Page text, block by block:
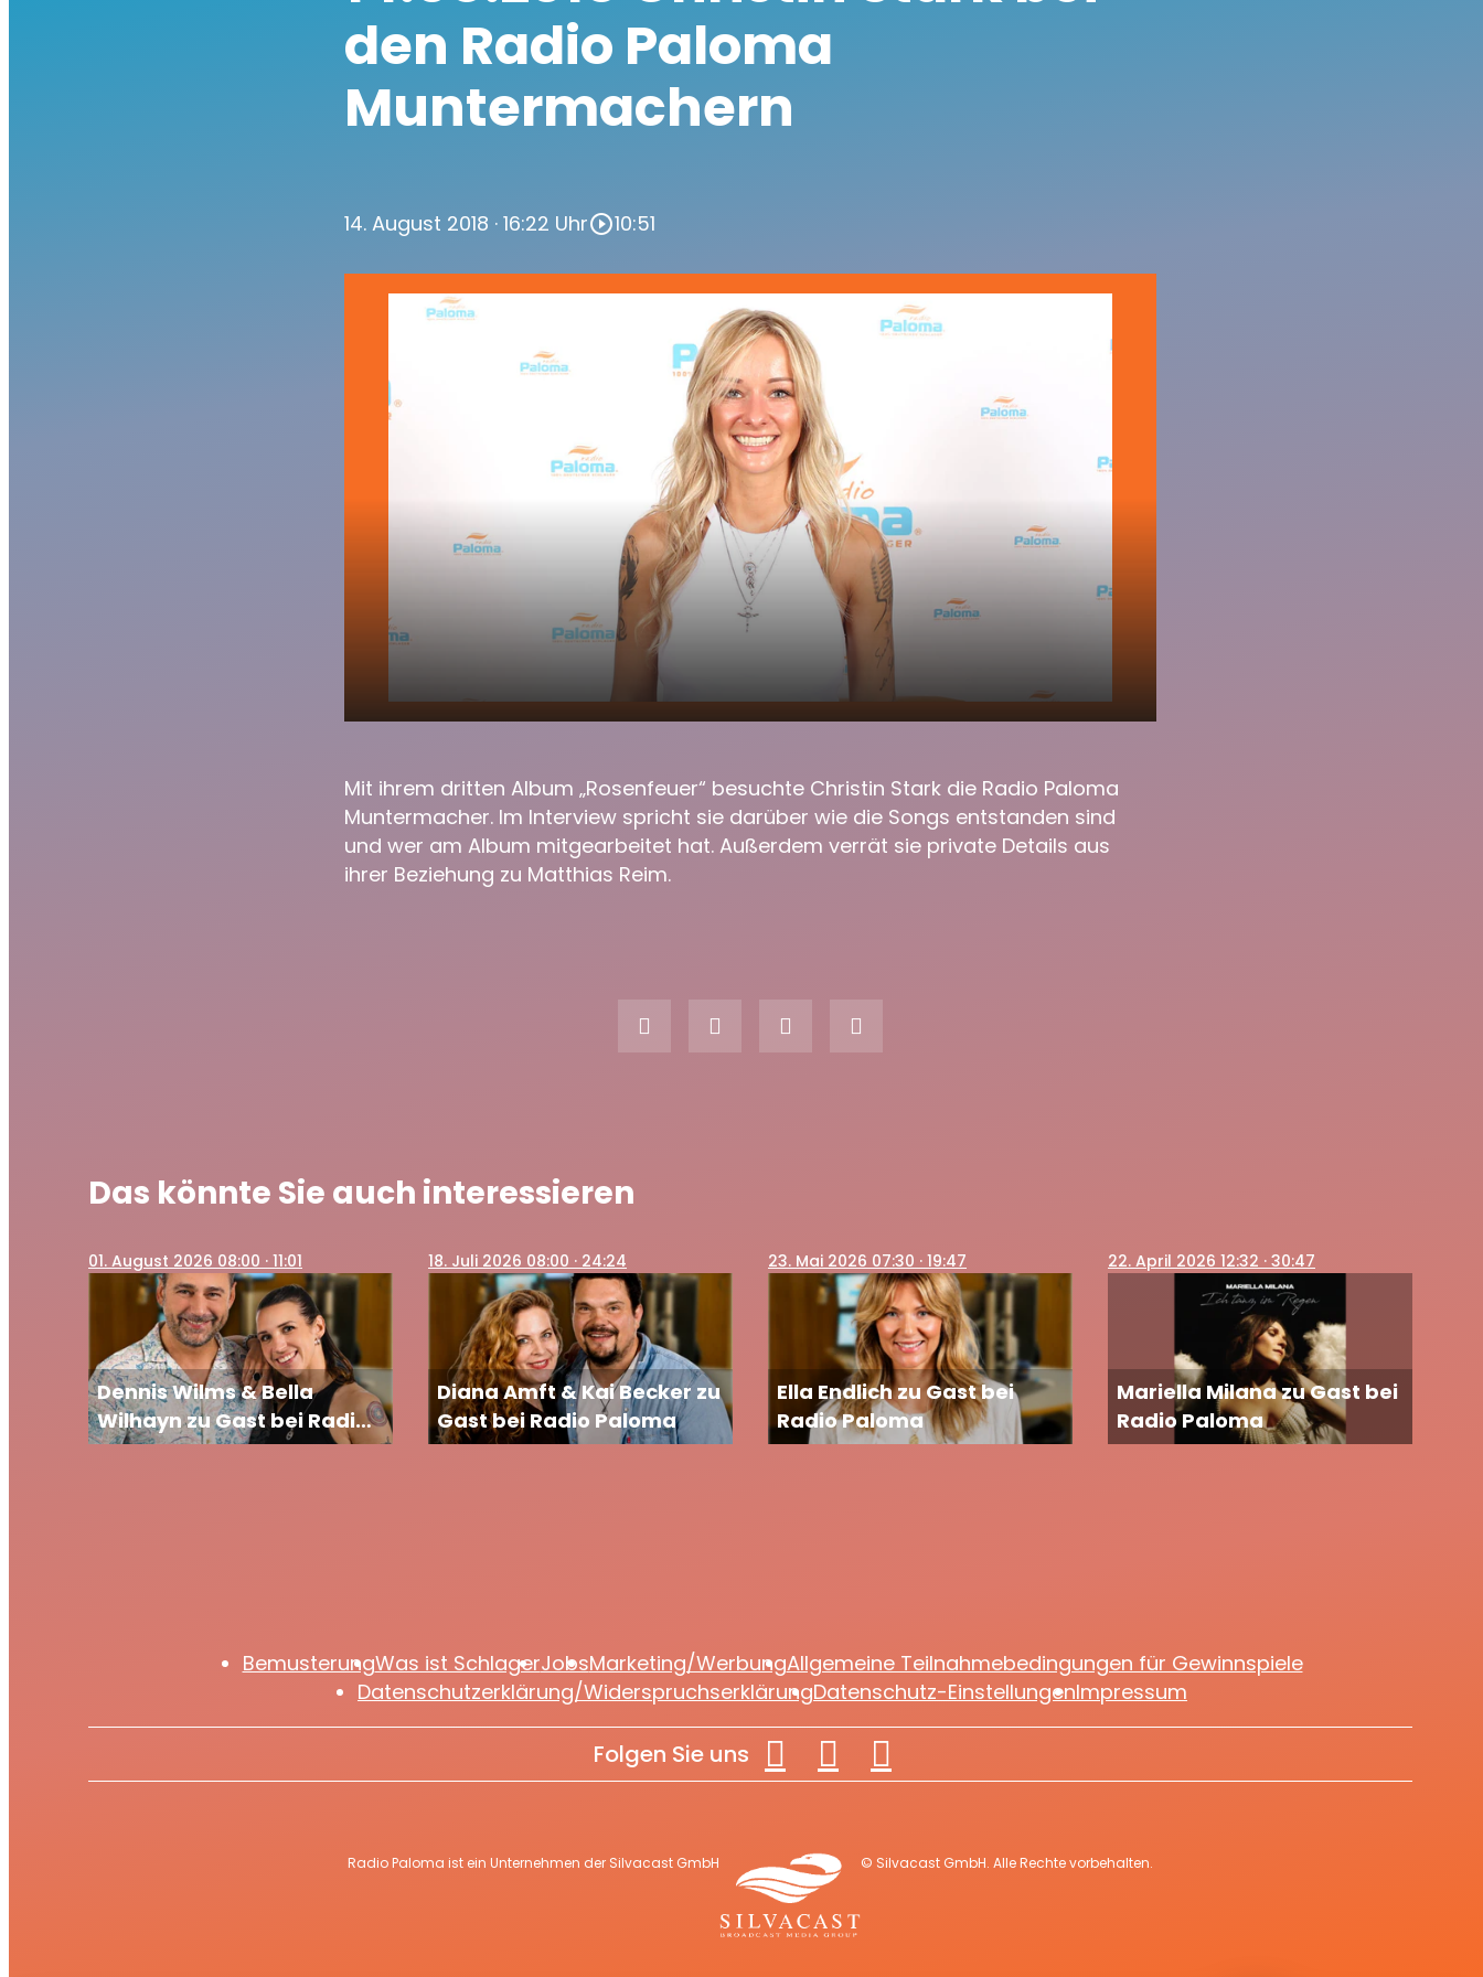
den Radio Paloma
Muntermachern
14. August 2018 · 16:22 Uhrplay_circle_outline10:51
Muntermachern
Mit ihrem dritten Album „Rosenfeuer“ besuchte Christin Stark die Radio Paloma
Muntermacher. Im Interview spricht sie darüber wie die Songs entstanden sind
und wer am Album mitgearbeitet hat. Außerdem verrät sie private Details aus
ihrer Beziehung zu Matthias Reim.
Das könnte Sie auch interessieren
01. August 2026 08:00 · 11:01
Dennis Wilms & Bella
Wilhayn zu Gast bei Radio
Paloma
18. Juli 2026 08:00 · 24:24
Diana Amft & Kai Becker zu
Gast bei Radio Paloma
23. Mai 2026 07:30 · 19:47
Ella Endlich zu Gast bei
Radio Paloma
22. April 2026 12:32 · 30:47
Mariella Milana zu Gast bei
Radio Paloma
BemusterungWas ist SchlagerJobsMarketing/WerbungAllgemeine Teilnahmebedingungen für Gewinnspiele
Datenschutzerklärung/WiderspruchserklärungDatenschutz-EinstellungenImpressum
Folgen Sie uns
Radio Paloma ist ein Unternehmen der Silvacast GmbH © Silvacast GmbH. Alle Rechte vorbehalten.